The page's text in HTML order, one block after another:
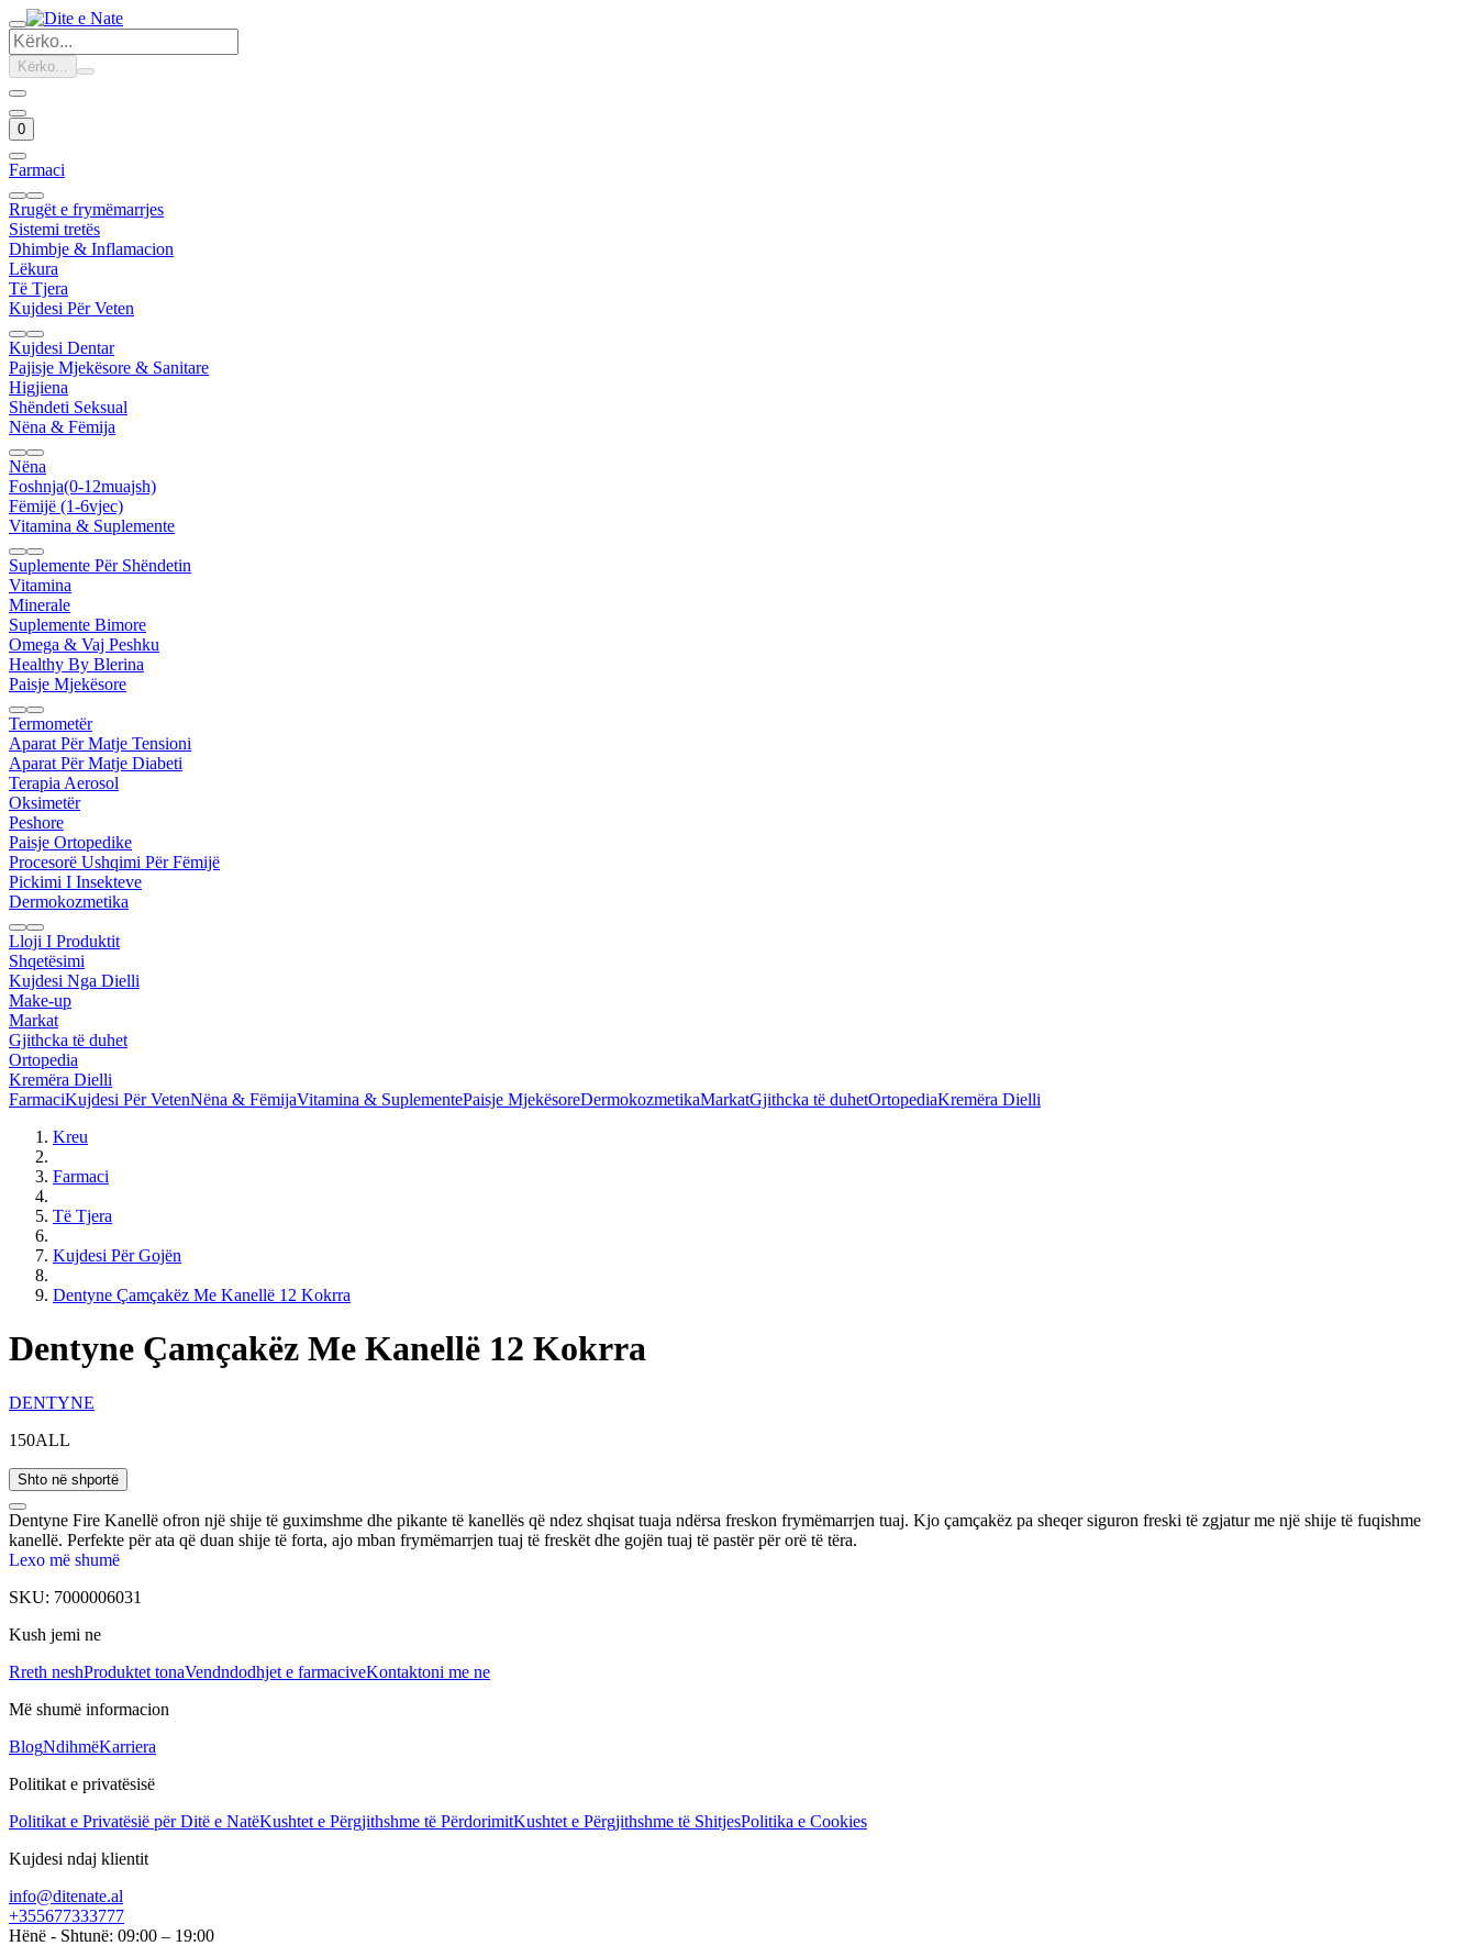
Kërko...
0
Farmaci
Rrugët e frymëmarrjes
Sistemi tretës
Dhimbje & Inflamacion
Lëkura
Të Tjera
Kujdesi Për Veten
Kujdesi Dentar
Pajisje Mjekësore & Sanitare
Higjiena
Shëndeti Seksual
Nëna & Fëmija
Nëna
Foshnja(0-12muajsh)
Fëmijë (1-6vjec)
Vitamina & Suplemente
Suplemente Për Shëndetin
Vitamina
Minerale
Suplemente Bimore
Omega & Vaj Peshku
Healthy By Blerina
Paisje Mjekësore
Termometër
Aparat Për Matje Tensioni
Aparat Për Matje Diabeti
Terapia Aerosol
Oksimetër
Peshore
Paisje Ortopedike
Procesorë Ushqimi Për Fëmijë
Pickimi I Insekteve
Dermokozmetika
Lloji I Produktit
Shqetësimi
Kujdesi Nga Dielli
Make-up
Markat
Gjithcka të duhet
Ortopedia
Kremëra Dielli
FarmaciKujdesi Për VetenNëna & FëmijaVitamina & SuplementePaisje MjekësoreDermokozmetikaMarkatGjithcka të duhetOrtopediaKremëra Dielli
Kreu
Farmaci
Të Tjera
Kujdesi Për Gojën
Dentyne Çamçakëz Me Kanellë 12 Kokrra
Dentyne Çamçakëz Me Kanellë 12 Kokrra
DENTYNE
150ALL
Shto në shportë
Dentyne Fire Kanellë ofron një shije të guximshme dhe pikante të kanellës që ndez shqisat tuaja ndërsa freskon frymëmarrjen tuaj. Kjo çamçakëz pa sheqer siguron freski të zgjatur me një shije të fuqishme
kanellë. Perfekte për ata që duan shije të forta, ajo mban frymëmarrjen tuaj të freskët dhe gojën tuaj të pastër për orë të tëra.
Lexo më shumë
SKU: 7000006031
Kush jemi ne
Rreth neshProduktet tonaVendndodhjet e farmaciveKontaktoni me ne
Më shumë informacion
BlogNdihmëKarriera
Politikat e privatësisë
Politikat e Privatësië për Ditë e NatëKushtet e Përgjithshme të PërdorimitKushtet e Përgjithshme të ShitjesPolitika e Cookies
Kujdesi ndaj klientit
info@ditenate.al
+355677333777
Hënë - Shtunë: 09:00 – 19:00